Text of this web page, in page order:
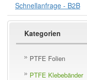
Schnellanfrage - B2B
Kategorien
PTFE Folien
PTFE Klebebänder